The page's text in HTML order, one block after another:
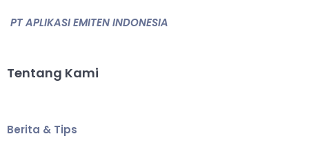
PT APLIKASI EMITEN INDONESIA
Tentang Kami
Berita & Tips